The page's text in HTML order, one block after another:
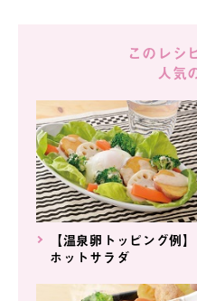
このレシ
人気
【温泉卵トッピング例】
ホットサラダ